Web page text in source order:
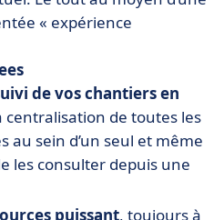
« expérience
de vos chantiers en
centralisation de toutes les
au sein d’un seul et même
les consulter depuis une
puissant, toujours à